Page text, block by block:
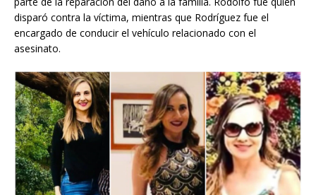
disparó contra la víctima, mientras que Rodríguez fue el
encargado de conducir el vehículo relacionado con el
asesinato.